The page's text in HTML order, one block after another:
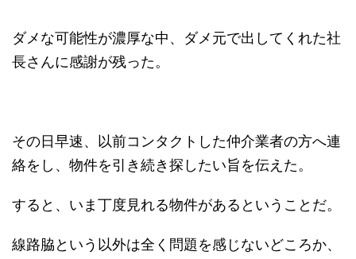
ダメな可能性が濃厚な中、ダメ元で出してくれた社
長さんに感謝が残った。
その日早速、以前コンタクトした仲介業者の方へ連
絡をし、物件を引き続き探したい旨を伝えた。
すると、いま丁度見れる物件があるということだ。
線路脇という以外は全く問題を感じないどころか、